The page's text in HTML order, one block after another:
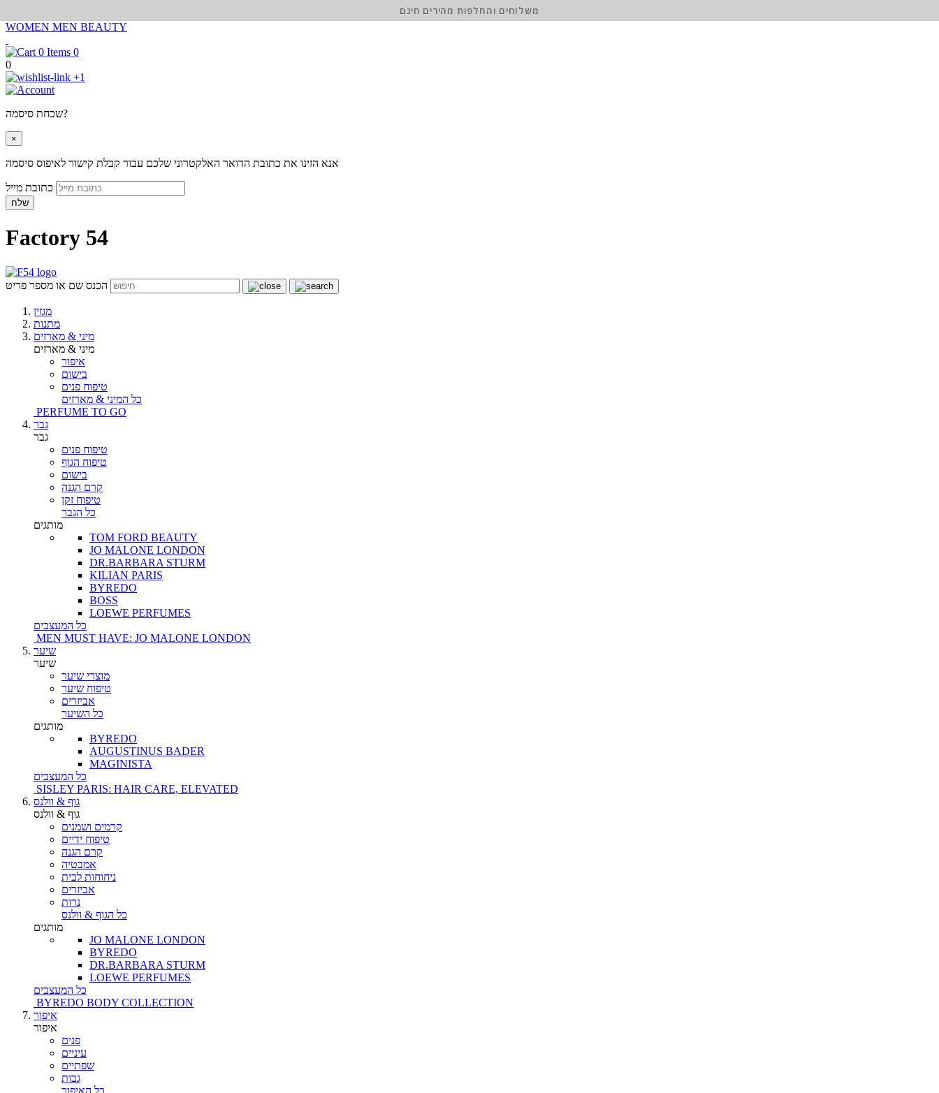
WOMEN MEN BEAUTY
0
0
+1
שכחת סיסמה?
×
אנא הזינו את כתובת הדואר האלקטרוני שלכם עבור קבלת קישור לאיפוס סיסמה
שלח
Factory 54
הכנס שם או מספר פריט
מגזין
מתנות
מיני & מארזים
מיני & מארזים
איפור
בישום
טיפוח פנים
כל המיני & מארזים
PERFUME TO GO
גבר
גבר
טיפוח פנים
טיפוח הגוף
בישום
קרם הגנה
טיפוח זקן
כל הגבר
מותגים
TOM FORD BEAUTY
JO MALONE LONDON
DR.BARBARA STURM
KILIAN PARIS
BYREDO
BOSS
LOEWE PERFUMES
כל המעצבים
MEN MUST HAVE: JO MALONE LONDON
שיער
שיער
מוצרי שיער
טיפוח שיער
אביזרים
כל השיער
מותגים
BYREDO
AUGUSTINUS BADER
MAGINISTA
כל המעצבים
SISLEY PARIS: HAIR CARE, ELEVATED
גוף & וולנס
גוף & וולנס
קרמים ושמנים
טיפוח ידיים
קרם הגנה
אמבטיה
ניחוחות לבית
אביזרים
נרות
כל הגוף & וולנס
מותגים
JO MALONE LONDON
BYREDO
DR.BARBARA STURM
LOEWE PERFUMES
כל המעצבים
BYREDO BODY COLLECTION
איפור
איפור
פנים
עיניים
שפתיים
גבות
כל האיפור
משלוחים והחלפות מהירים חינם